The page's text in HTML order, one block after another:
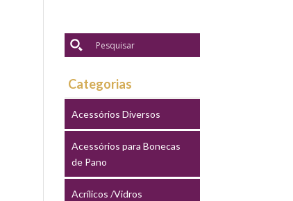
Categorias
Acessórios Diversos
Acessórios para Bonecas
de Pano
Acrílicos /Vidros